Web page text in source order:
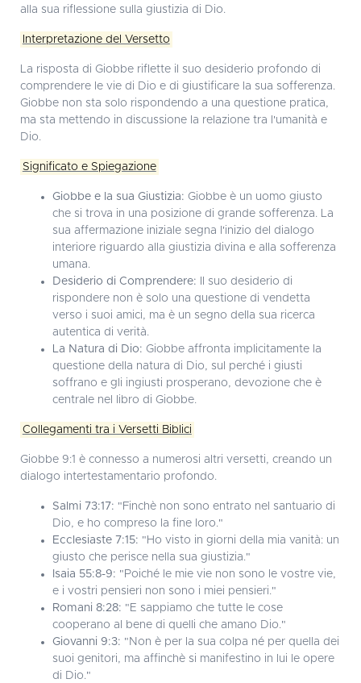
alla sua riflessione sulla giustizia di Dio.
Interpretazione del Versetto
La risposta di Giobbe riflette il suo desiderio profondo di
comprendere le vie di Dio e di giustificare la sua sofferenza.
Giobbe non sta solo rispondendo a una questione pratica,
ma sta mettendo in discussione la relazione tra l'umanità e
Dio.
Significato e Spiegazione
Giobbe e la sua Giustizia: Giobbe è un uomo giusto
che si trova in una posizione di grande sofferenza. La
sua affermazione iniziale segna l'inizio del dialogo
interiore riguardo alla giustizia divina e alla sofferenza
umana.
Desiderio di Comprendere: Il suo desiderio di
rispondere non è solo una questione di vendetta
verso i suoi amici, ma è un segno della sua ricerca
autentica di verità.
La Natura di Dio: Giobbe affronta implicitamente la
questione della natura di Dio, sul perché i giusti
soffrano e gli ingiusti prosperano, devozione che è
centrale nel libro di Giobbe.
Collegamenti tra i Versetti Biblici
Giobbe 9:1 è connesso a numerosi altri versetti, creando un
dialogo intertestamentario profondo.
Salmi 73:17: "Finchè non sono entrato nel santuario di
Dio, e ho compreso la fine loro."
Ecclesiaste 7:15: "Ho visto in giorni della mia vanità: un
giusto che perisce nella sua giustizia."
Isaia 55:8-9: "Poiché le mie vie non sono le vostre vie,
e i vostri pensieri non sono i miei pensieri."
Romani 8:28: "E sappiamo che tutte le cose
cooperano al bene di quelli che amano Dio."
Giovanni 9:3: "Non è per la sua colpa né per quella dei
suoi genitori, ma affinchè si manifestino in lui le opere
di Dio."